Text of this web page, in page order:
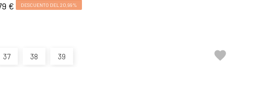
€ DESCUENTO DEL 20,99%
37 38 39 